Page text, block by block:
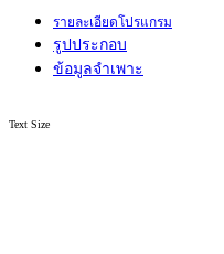
รายละเอียดโปรแกรม
รูปประกอบ
ข้อมูลจำเพาะ
Text Size